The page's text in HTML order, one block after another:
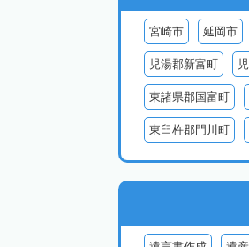
宮崎市 延岡市
児湯郡新富町
東諸県郡国富町
東臼杵郡門川町